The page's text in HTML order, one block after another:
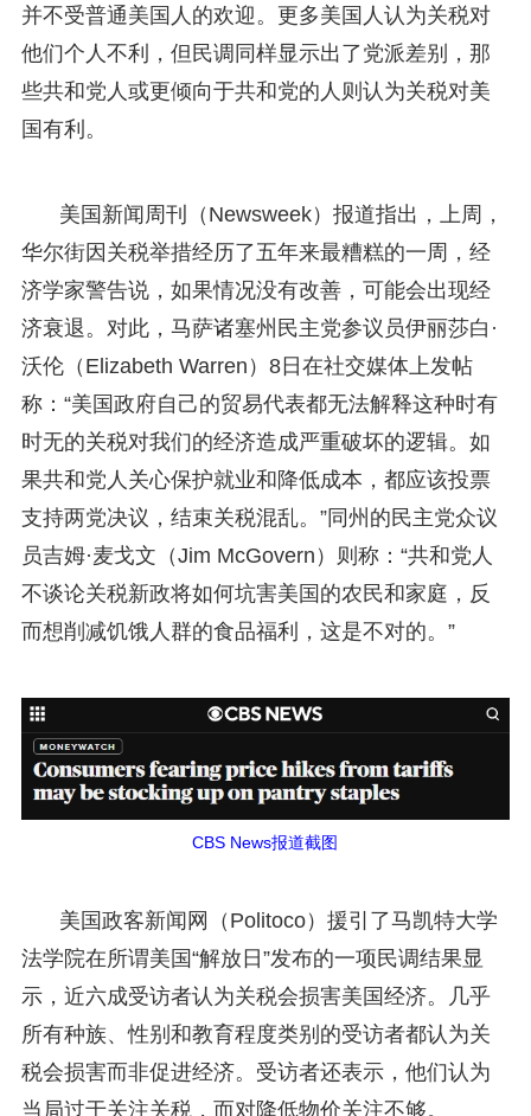
并不受普通美国人的欢迎。更多美国人认为关税对
他们个人不利，但民调同样显示出了党派差别，那
些共和党人或更倾向于共和党的人则认为关税对美
国有利。
美国新闻周刊（Newsweek）报道指出，上周，
华尔街因关税举措经历了五年来最糟糕的一周，经
济学家警告说，如果情况没有改善，可能会出现经
济衰退。对此，马萨诸塞州民主党参议员伊丽莎白·
沃伦（Elizabeth Warren）8日在社交媒体上发帖
称：“美国政府自己的贸易代表都无法解释这种时有
时无的关税对我们的经济造成严重破坏的逻辑。如
果共和党人关心保护就业和降低成本，都应该投票
支持两党决议，结束关税混乱。”同州的民主党众议
员吉姆·麦戈文（Jim McGovern）则称：“共和党人
不谈论关税新政将如何坑害美国的农民和家庭，反
而想削减饥饿人群的食品福利，这是不对的。”
CBS News报道截图
美国政客新闻网（Politoco）援引了马凯特大学
法学院在所谓美国“解放日”发布的一项民调结果显
示，近六成受访者认为关税会损害美国经济。几乎
所有种族、性别和教育程度类别的受访者都认为关
税会损害而非促进经济。受访者还表示，他们认为
当局过于关注关税，而对降低物价关注不够。